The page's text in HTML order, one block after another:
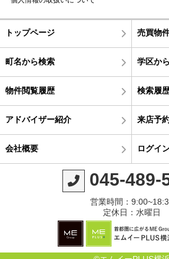
トップページ 売買物
町名から検索 学区か
物件閲覧履歴 検索履
アドバイザー紹介 来店予
会社概要 ログイ
045-489-
営業時間：
定休日：水曜日